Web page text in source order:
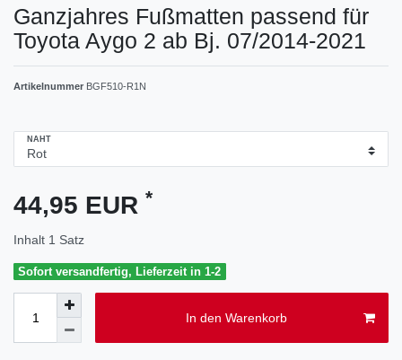
Ganzjahres Fußmatten passend für
Toyota Aygo 2 ab Bj. 07/2014-2021
Artikelnummer BGF510-R1N
NAHT
44,95 EUR *
Inhalt 1 Satz
Sofort versandfertig, Lieferzeit in 1-2
In den Warenkorb